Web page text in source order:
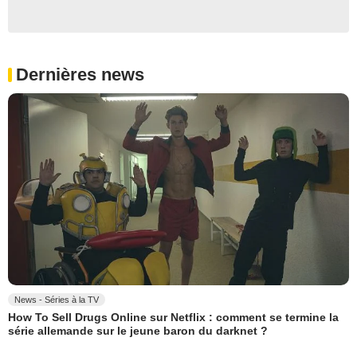
Dernières news
News - Séries à la TV
How To Sell Drugs Online sur Netflix : comment se termine la
série allemande sur le jeune baron du darknet ?